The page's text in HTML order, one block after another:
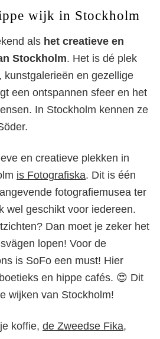
wijk in Stockholm
als het creatieve en
Stockholm. Het is dé plek
kunstgalerieën en gezellige
een ontspannen sfeer en het
In Stockholm kennen ze
en creatieve plekken in
is Fotografiska. Dit is één
fotografiemusea ter
wel geschikt voor iedereen.
Dan moet je zeker het
lopen! Voor de
is SoFo een must! Hier
en hippe cafés. 😍 Dit
wijken van Stockholm!
koffie, de Zweedse Fika,